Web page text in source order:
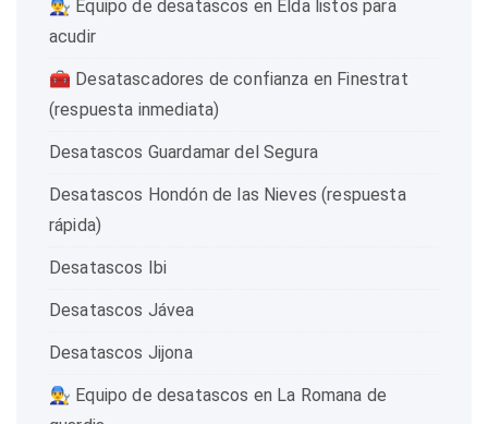
👨‍🔧 Equipo de desatascos en Elda listos para
acudir
🧰 Desatascadores de confianza en Finestrat
(respuesta inmediata)
Desatascos Guardamar del Segura
Desatascos Hondón de las Nieves (respuesta
rápida)
Desatascos Ibi
Desatascos Jávea
Desatascos Jijona
👨‍🔧 Equipo de desatascos en La Romana de